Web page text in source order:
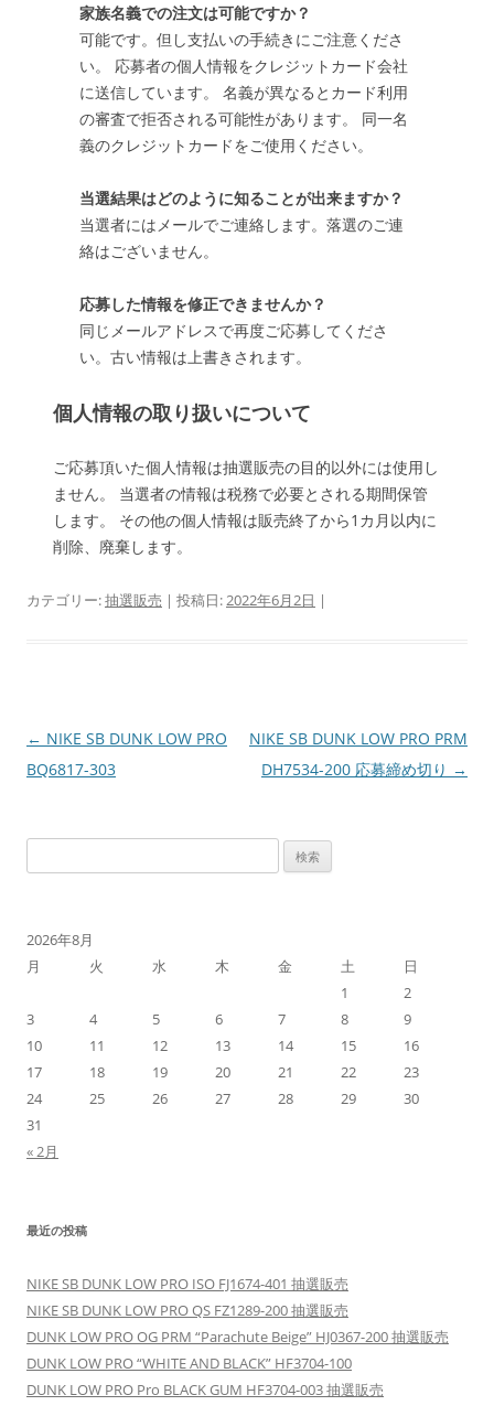
家族名義での注文は可能ですか？
可能です。但し支払いの手続きにご注意くださ
い。 応募者の個人情報をクレジットカード会社
に送信しています。 名義が異なるとカード利用
の審査で拒否される可能性があります。 同一名
義のクレジットカードをご使用ください。
当選結果はどのように知ることが出来ますか？
当選者にはメールでご連絡します。落選のご連
絡はございません。
応募した情報を修正できませんか？
同じメールアドレスで再度ご応募してくださ
い。古い情報は上書きされます。
個人情報の取り扱いについて
ご応募頂いた個人情報は抽選販売の目的以外には使用し
ません。 当選者の情報は税務で必要とされる期間保管
します。 その他の個人情報は販売終了から1カ月以内に
削除、廃棄します。
カテゴリー:抽選販売 | 投稿日:2022年6月2日 |
投
稿
← NIKE SB DUNK LOW PRO
BQ6817-303
NIKE SB DUNK LOW PRO PRM
DH7534-200 応募締め切り →
索:
2026年8月
月
火 水 木 金 土
日
1
2
3
4 5 6 7 8
9
10
11 12 13 14 15
16
17
18 19 20 21 22
23
24
25 26 27 28 29
30
31
« 2月
最近の投稿
NIKE SB DUNK LOW PRO ISO FJ1674-401 抽選販売
NIKE SB DUNK LOW PRO QS FZ1289-200 抽選販売
DUNK LOW PRO OG PRM “Parachute Beige” HJ0367-200 抽選販売
DUNK LOW PRO “WHITE AND BLACK” HF3704-100
DUNK LOW PRO Pro BLACK GUM HF3704-003 抽選販売